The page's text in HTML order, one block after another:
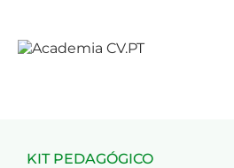
KIT PEDAGÓGICO